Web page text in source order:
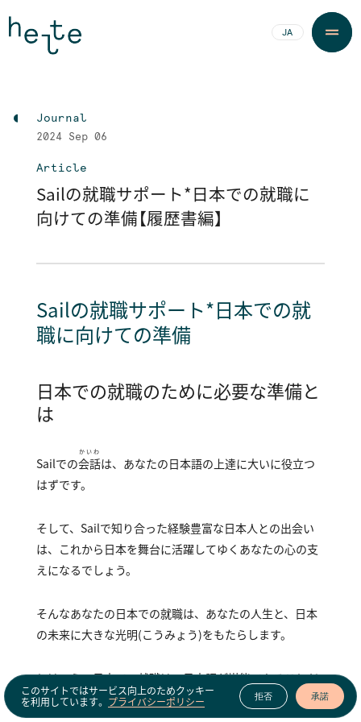
JA
Journal
2024 Sep 06
Article
Sailの就職サポート＊日本での就職に
向けての準備【履歴書編】
Sailの就職サポート＊日本での就
職に向けての準備
日本での就職のために必要な準備と
は
Sailでの会話
かいわ
は、あなたの日本語の上達に大いに役立つ
はずです。
そして、Sailで知り合った経験豊富な日本人との出会い
は、これから日本を舞台に活躍してゆくあなたの心の支
えになるでしょう。
そんなあなたの日本での就職は、あなたの人生と、日本
の未来に大きな光明（こうみょう）をもたらします。
とはいえ、日本での就職は、日本語が堪能であることだ
けでなく、
このサイトではサービス向上のためクッキー
を利用しています。 プライバシーポリシー 拒否 承諾